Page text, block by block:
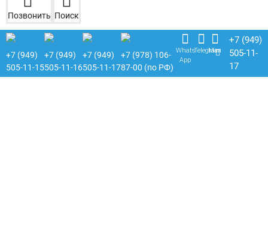
Позвонить Поиск
+7 (949)
505-11-15
+7 (949)
505-11-16
+7 (949)
505-11-17
+7 (978) 106-
87-00 (по РФ)
Whats
App
Telegram
Max
+7 (949)
505-11-
17